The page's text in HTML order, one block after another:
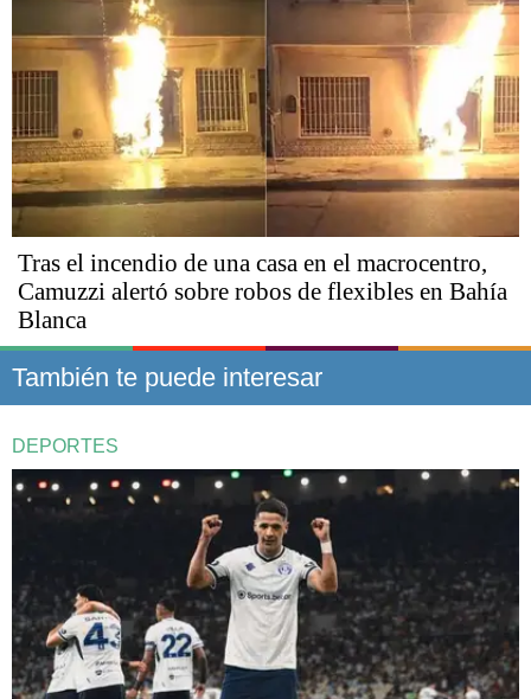
Tras el incendio de una casa en el macrocentro,
Camuzzi alertó sobre robos de flexibles en Bahía
Blanca
También te puede interesar
DEPORTES